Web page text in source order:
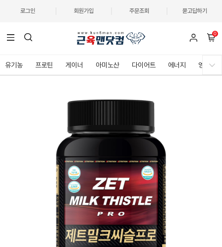
로그인 회원가입 주문조회 묻고답하기
0
유기농 프로틴 게이너 아미노산 다이어트 에너지 영양제